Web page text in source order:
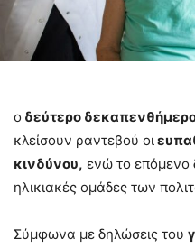
ο δεύτερο
κλείσουν ραντεβού οι
κινδύνου, ενώ το επόμενο
ηλικιακές ομάδες των
Σύμφωνα με δηλώσεις του